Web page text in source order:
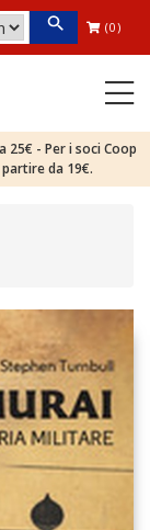
(0)
25€ - Per i soci Coop
da 19€.